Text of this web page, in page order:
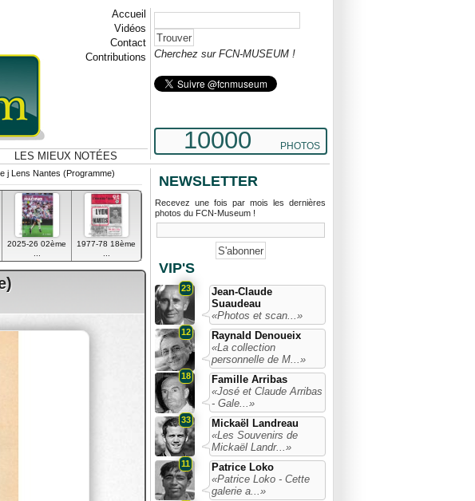
Accueil
Vidéos
Contact
Contributions
LES MIEUX NOTÉES
Cherchez sur FCN-MUSEUM !
10000 PHOTOS
j Lens Nantes (Programme)
2025-26 02ème
1977-78 18ème
NEWSLETTER
Recevez une fois par mois les dernières
photos du FCN-Museum !
VIP'S
23
Jean-Claude
Suaudeau
«Photos et scan...»
12
Raynald Denoueix
«La collection
personnelle de M...»
18
Famille Arribas
«José et Claude Arribas
- Gale...»
33
Mickaël Landreau
«Les Souvenirs de
Mickaël Landr...»
11
Patrice Loko
«Patrice Loko - Cette
galerie a...»